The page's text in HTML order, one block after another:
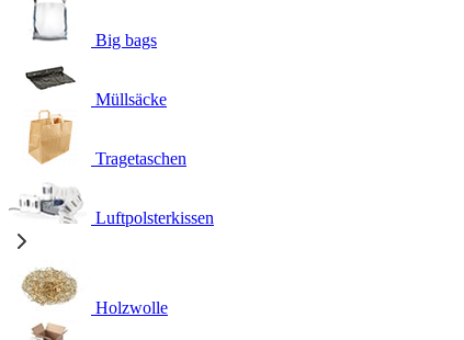
Big bags
Müllsäcke
Tragetaschen
Luftpolsterkissen
Holzwolle